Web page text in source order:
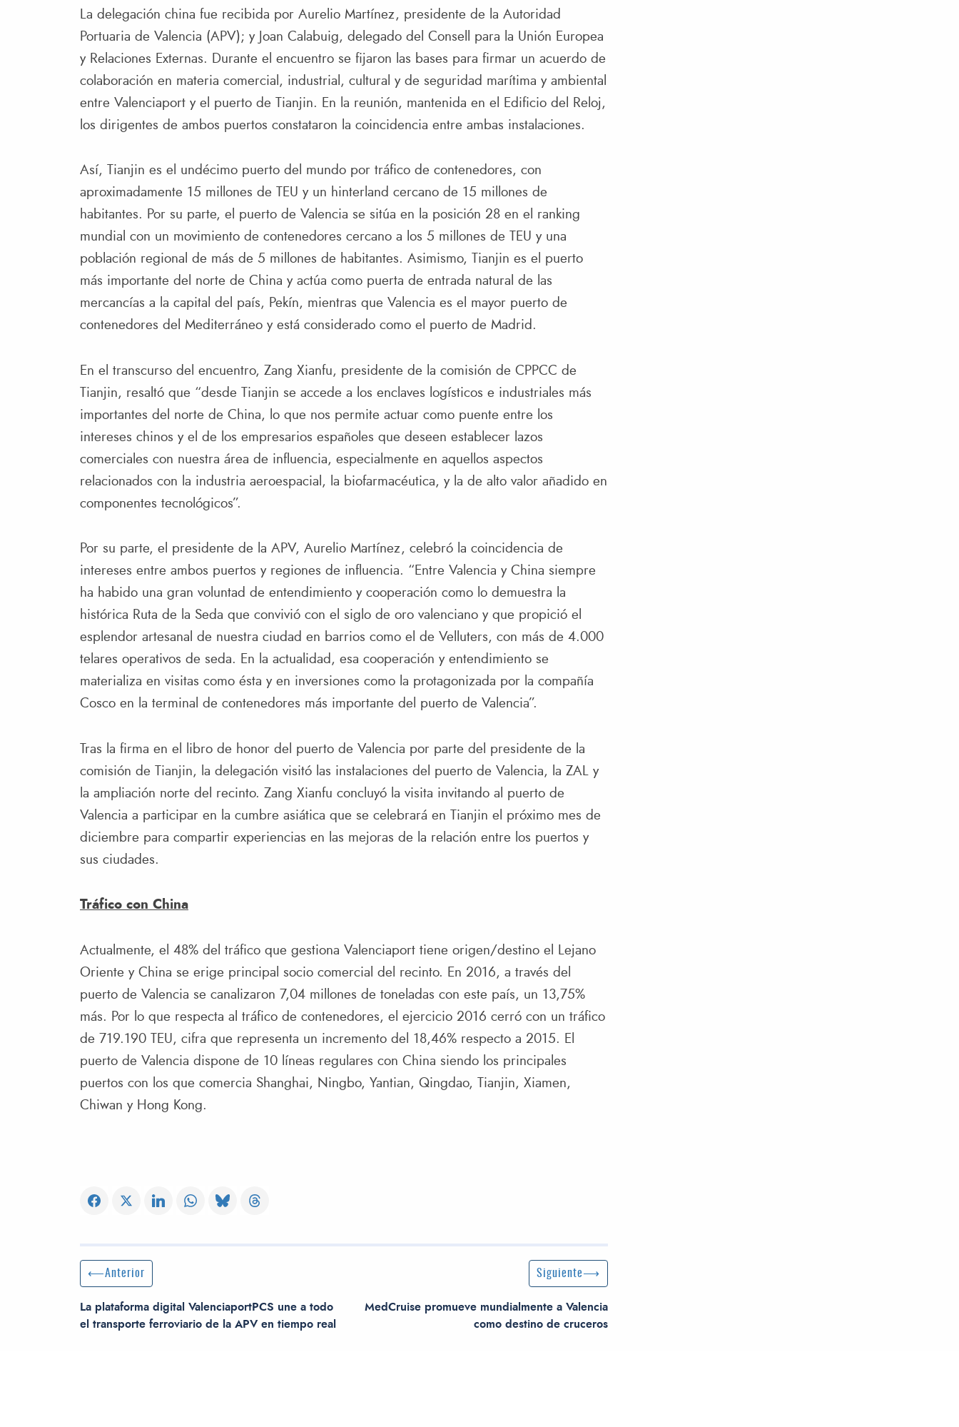
La delegación china fue recibida por Aurelio Martínez, presidente de la Autoridad
Portuaria de Valencia (APV); y Joan Calabuig, delegado del Consell para la Unión Europea
y Relaciones Externas. Durante el encuentro se fijaron las bases para firmar un acuerdo de
colaboración en materia comercial, industrial, cultural y de seguridad marítima y ambiental
entre Valenciaport y el puerto de Tianjin. En la reunión, mantenida en el Edificio del Reloj,
los dirigentes de ambos puertos constataron la coincidencia entre ambas instalaciones.
Así, Tianjin es el undécimo puerto del mundo por tráfico de contenedores, con
aproximadamente 15 millones de TEU y un hinterland cercano de 15 millones de
habitantes. Por su parte, el puerto de Valencia se sitúa en la posición 28 en el ranking
mundial con un movimiento de contenedores cercano a los 5 millones de TEU y una
población regional de más de 5 millones de habitantes. Asimismo, Tianjin es el puerto
más importante del norte de China y actúa como puerta de entrada natural de las
mercancías a la capital del país, Pekín, mientras que Valencia es el mayor puerto de
contenedores del Mediterráneo y está considerado como el puerto de Madrid.
En el transcurso del encuentro, Zang Xianfu, presidente de la comisión de CPPCC de
Tianjin, resaltó que “desde Tianjin se accede a los enclaves logísticos e industriales más
importantes del norte de China, lo que nos permite actuar como puente entre los
intereses chinos y el de los empresarios españoles que deseen establecer lazos
comerciales con nuestra área de influencia, especialmente en aquellos aspectos
relacionados con la industria aeroespacial, la biofarmacéutica, y la de alto valor añadido en
componentes tecnológicos”.
Por su parte, el presidente de la APV, Aurelio Martínez, celebró la coincidencia de
intereses entre ambos puertos y regiones de influencia. “Entre Valencia y China siempre
ha habido una gran voluntad de entendimiento y cooperación como lo demuestra la
histórica Ruta de la Seda que convivió con el siglo de oro valenciano y que propició el
esplendor artesanal de nuestra ciudad en barrios como el de Velluters, con más de 4.000
telares operativos de seda. En la actualidad, esa cooperación y entendimiento se
materializa en visitas como ésta y en inversiones como la protagonizada por la compañía
Cosco en la terminal de contenedores más importante del puerto de Valencia”.
Tras la firma en el libro de honor del puerto de Valencia por parte del presidente de la
comisión de Tianjin, la delegación visitó las instalaciones del puerto de Valencia, la ZAL y
la ampliación norte del recinto. Zang Xianfu concluyó la visita invitando al puerto de
Valencia a participar en la cumbre asiática que se celebrará en Tianjin el próximo mes de
diciembre para compartir experiencias en las mejoras de la relación entre los puertos y
sus ciudades.
Tráfico con China
Actualmente, el 48% del tráfico que gestiona Valenciaport tiene origen/destino el Lejano
Oriente y China se erige principal socio comercial del recinto. En 2016, a través del
puerto de Valencia se canalizaron 7,04 millones de toneladas con este país, un 13,75%
más. Por lo que respecta al tráfico de contenedores, el ejercicio 2016 cerró con un tráfico
de 719.190 TEU, cifra que representa un incremento del 18,46% respecto a 2015. El
puerto de Valencia dispone de 10 líneas regulares con China siendo los principales
puertos con los que comercia Shanghai, Ningbo, Yantian, Qingdao, Tianjin, Xiamen,
Chiwan y Hong Kong.
Navegación de entradas
Entrada anterior:
Anterior
La plataforma digital ValenciaportPCS une a todo
el transporte ferroviario de la APV en tiempo real
Siguiente entrada
Siguiente
MedCruise promueve mundialmente a Valencia
como destino de cruceros